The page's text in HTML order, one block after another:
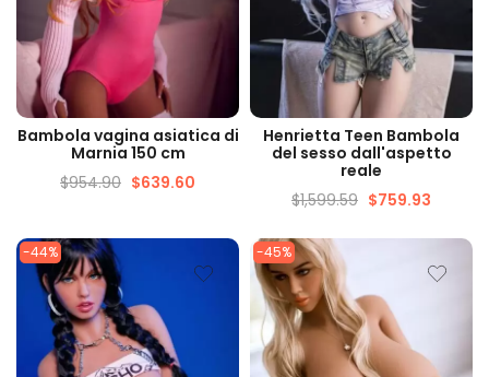
VISUALIZZAZIONE
VELOCE
Bambola vagina asiatica di
Marnia 150 cm
$954.90 $639.60
VISUALIZZAZIONE
VELOCE
Henrietta Teen Bambola
del sesso dall'aspetto
reale
$1,599.59 $759.93
-44% -45%